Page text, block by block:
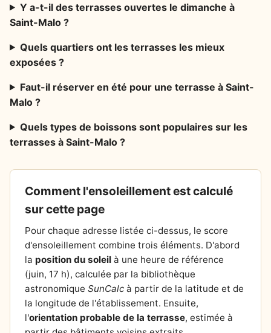
Y a-t-il des terrasses ouvertes le dimanche à
Saint-Malo ?
Quels quartiers ont les terrasses les mieux
exposées ?
Faut-il réserver en été pour une terrasse à Saint-
Malo ?
Quels types de boissons sont populaires sur les
terrasses à Saint-Malo ?
Comment l'ensoleillement est calculé
sur cette page
Pour chaque adresse listée ci-dessus, le score
d'ensoleillement combine trois éléments. D'abord
la position du soleil à une heure de référence
(juin, 17 h), calculée par la bibliothèque
astronomique SunCalc à partir de la latitude et de
la longitude de l'établissement. Ensuite,
l'orientation probable de la terrasse, estimée à